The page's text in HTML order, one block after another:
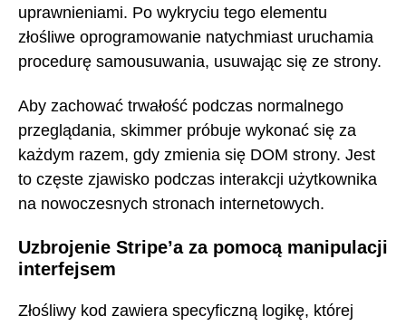
uprawnieniami. Po wykryciu tego elementu
złośliwe oprogramowanie natychmiast uruchamia
procedurę samousuwania, usuwając się ze strony.
Aby zachować trwałość podczas normalnego
przeglądania, skimmer próbuje wykonać się za
każdym razem, gdy zmienia się DOM strony. Jest
to częste zjawisko podczas interakcji użytkownika
na nowoczesnych stronach internetowych.
Uzbrojenie Stripe’a za pomocą manipulacji
interfejsem
Złośliwy kod zawiera specyficzną logikę, której